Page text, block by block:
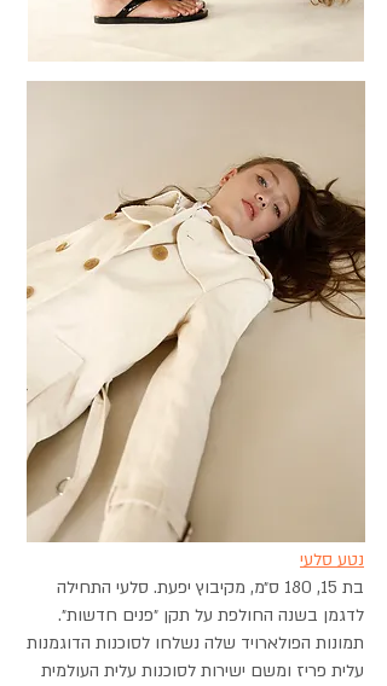
נטע סלעי
בת 15, 180 ס״מ, מקיבוץ יפעת. סלעי התחילה
לדגמן בשנה החולפת על תקן ״פנים חדשות״.
תמונות הפולארויד שלה נשלחו לסוכנות הדוגמנות
עלית פריז ומשם ישירות לסוכנות עלית העולמית